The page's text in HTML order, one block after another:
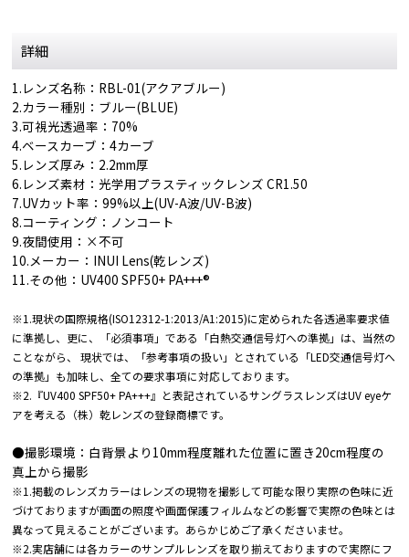
詳細
1.レンズ名称：RBL-01(アクアブルー)
2.カラー種別：ブルー(BLUE)
3.可視光透過率：70%
4.ベースカーブ：4カーブ
5.レンズ厚み：2.2mm厚
6.レンズ素材：光学用プラスティックレンズ CR1.50
7.UVカット率：99%以上(UV-A波/UV-B波)
8.コーティング：ノンコート
9.夜間使用：×不可
10.メーカー：INUI Lens(乾レンズ)
11.その他：UV400 SPF50+ PA+++®︎
※1.現状の国際規格(ISO12312-1:2013/A1:2015)に定められた各透過率要求値
に準拠し、更に、「必須事項」である「白熱交通信号灯への準拠」は、当然の
ことながら、 現状では、「参考事項の扱い」とされている「LED交通信号灯へ
の準拠」も加味し、全ての要求事項に対応しております。
※2.『UV400 SPF50+ PA+++』と表記されているサングラスレンズはUV eyeケ
アを考える（株）乾レンズの登録商標です。
●撮影環境：白背景より10mm程度離れた位置に置き20cm程度の
真上から撮影
※1.掲載のレンズカラーはレンズの現物を撮影して可能な限り実際の色味に近
づけておりますが画面の照度や画面保護フィルムなどの影響で実際の色味とは
異なって見えることがございます。あらかじめご了承くださいませ。
※2.実店舗には各カラーのサンプルレンズを取り揃えておりますので実際にフ